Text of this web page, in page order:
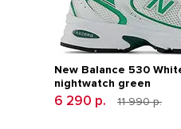
New Balance 530
nightwatch green
6 290 р. 11 990 р.